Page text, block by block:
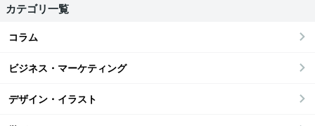
カテゴリ一覧
コラム
ビジネス・マーケティング
デザイン・イラスト